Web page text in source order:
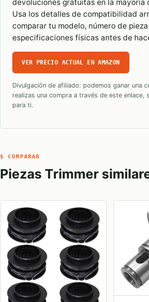
devoluciones gratuitas en la mayoría
Usa los detalles de compatibilidad
comparar tu modelo, número de
especificaciones físicas antes de
VER PRECIO ACTUAL EN AMAZON
Divulgación de afiliado: podemos ganar una
realizas una compra a través de este enlace,
para ti.
§ COMPARAR
Piezas Trimmer